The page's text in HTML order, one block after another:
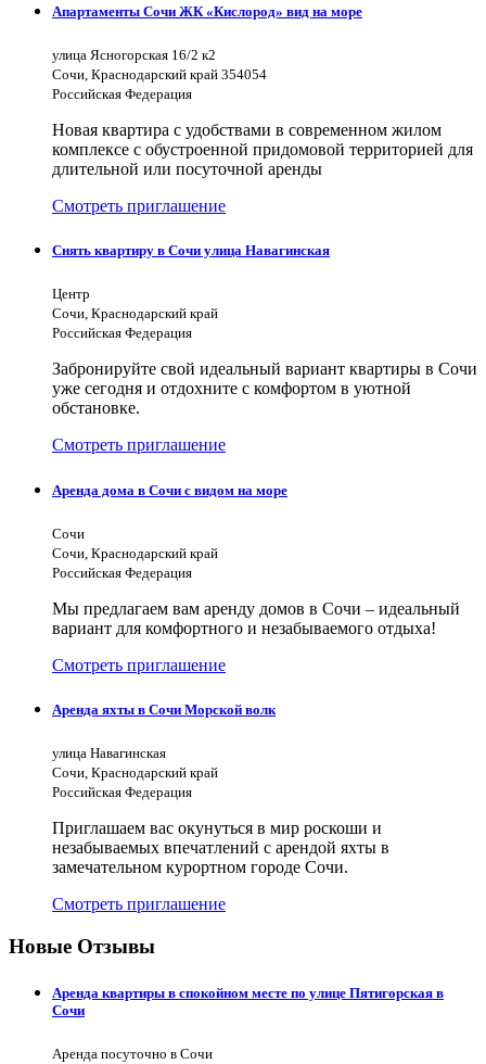
Апартаменты Сочи ЖК «Кислород» вид на море
улица Ясногорская 16/2 к2
Сочи, Краснодарский край 354054
Российская Федерация
Новая квартира с удобствами в современном жилом
комплексе с обустроенной придомовой территорией для
длительной или посуточной аренды
Смотреть приглашение
Снять квартиру в Сочи улица Навагинская
Центр
Сочи, Краснодарский край
Российская Федерация
Забронируйте свой идеальный вариант квартиры в Сочи
уже сегодня и отдохните с комфортом в уютной
обстановке.
Смотреть приглашение
Аренда дома в Сочи с видом на море
Сочи
Сочи, Краснодарский край
Российская Федерация
Мы предлагаем вам аренду домов в Сочи – идеальный
вариант для комфортного и незабываемого отдыха!
Смотреть приглашение
Аренда яхты в Сочи Морской волк
улица Навагинская
Сочи, Краснодарский край
Российская Федерация
Приглашаем вас окунуться в мир роскоши и
незабываемых впечатлений с арендой яхты в
замечательном курортном городе Сочи.
Смотреть приглашение
Новые Отзывы
Аренда квартиры в спокойном месте по улице Пятигорская в
Сочи
Аренда посуточно в Сочи